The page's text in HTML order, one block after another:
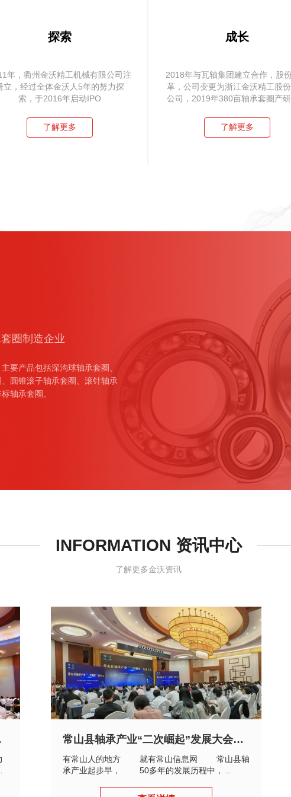
探索
年，衢州金沃精工机械有限公司注
立，经过全体金沃人5年的努力探
索，于2016年启动IPO
了解更多
成长
2018年与瓦轴集团建立合作，股
革，公司变更为浙江金沃精工股
公司，2019年380亩轴承套圈产研
了解更多
圈制造企业
要产品包括深沟球轴承套圈、
圆锥滚子轴承套圈、滚针轴承
轴承套圈。
INFORMATION 资讯中心
了解更多金沃资讯
标 常山县轴承产业“二次崛起”发展大会召开
有常山人的地方 就有常山信息网 常山县轴